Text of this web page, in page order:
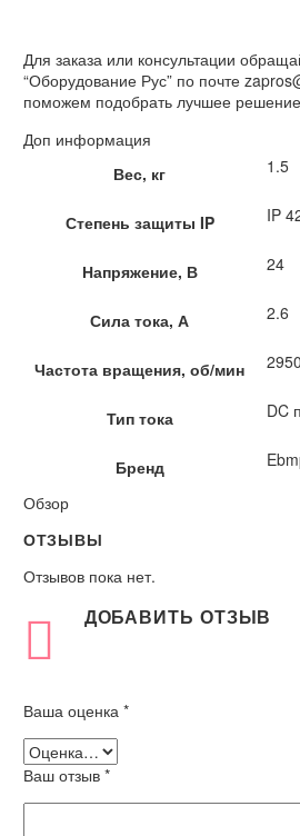
Для заказа или консультации
“Оборудование Рус” по почте
поможем подобрать лучшее
Доп информация
Вес, кг
1.5
Степень защиты IP IP
Напряжение, В 24
Сила тока, А 2.6
Частота вращения, об/мин 2950
Тип тока DC
Бренд
Обзор
ОТЗЫВЫ
Отзывов пока нет.
ДОБАВИТЬ ОТЗЫВ
Ваша оценка *
Ваш отзыв *